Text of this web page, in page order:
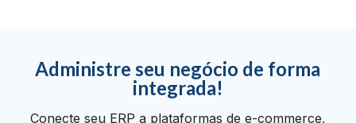
Administre seu negócio de forma
integrada!
Conecte seu ERP a plataformas de e-commerce,